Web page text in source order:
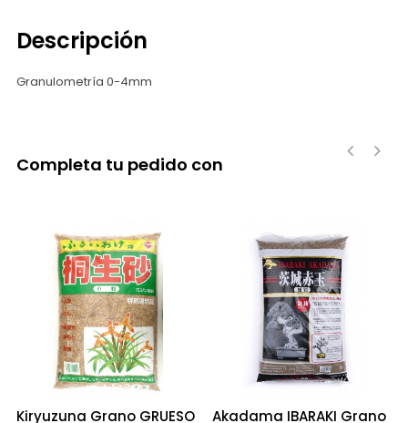
Descripción
Granulometría 0-4mm
Completa tu pedido con
Kiryuzuna Grano GRUESO
Akadama IBARAKI Grano